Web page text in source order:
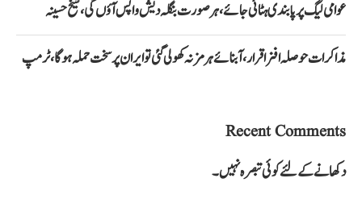
عوامی لیگ پر پابندی ہٹائی جائے، ہر صورت بنگلہ دیش واپس آؤں گی، شیخ حسینہ
مذاکرات حوصلہ افزا قرار،آبنائے ہرمز نہ کھولی گئی تو ایران پر سخت حملہ ہوگا، ٹرمپ
Recent Comments
دکھانے کے لئے کوئی تبصرہ نہیں۔